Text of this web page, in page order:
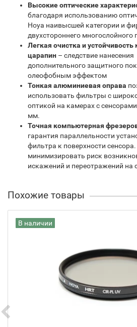
Высокие оптические
благодаря использованию
Hoya наивысшей категории и
двухстороннего многослойного
Легкая очистка и
царапин – следствие нанесения
дополнительного защитного
олеофобным эффектом
Тонкая алюминиевая оправа
использовать фильтры с
оптикой на камерах с
мм.
Точная компьютерная
гарантия параллельности
фильтра к поверхности
минимизировать риск
искажений и переотражений на
Похожие товары
В наличии